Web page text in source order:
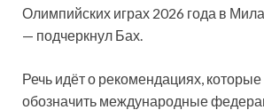
Олимпийских играх 2026 года в
— подчеркнул Бах.
Речь идёт о рекомендациях,
обозначить международные